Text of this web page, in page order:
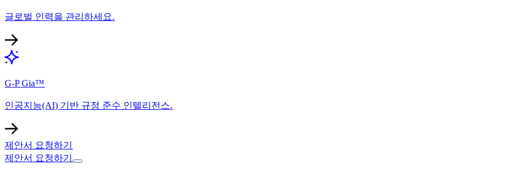
글로벌 인력을 관리하세요.​​
G-P Gia™​​
인공지능(AI) 기반 규정 준수 인텔리전스.​​
제안서 요청하기​​
제안서 요청하기​​